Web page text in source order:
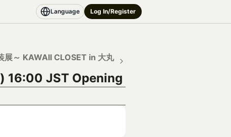
Language Log In/Register
展～ KAWAII CLOSET in 大丸
16:00 JST Opening